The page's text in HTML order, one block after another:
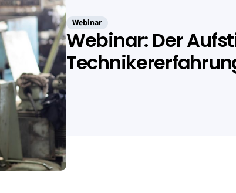
Webinar
Webinar: Der